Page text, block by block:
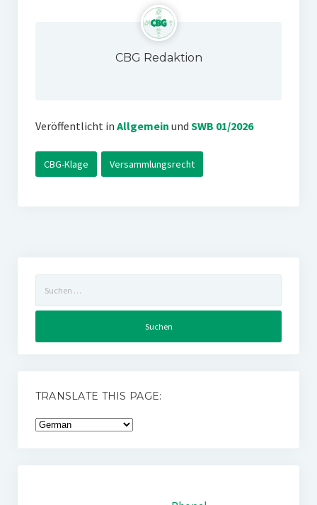
CBG Redaktion
Veröffentlicht in Allgemein und SWB 01/2026
CBG-Klage Versammlungsrecht
nach:
TRANSLATE THIS PAGE: